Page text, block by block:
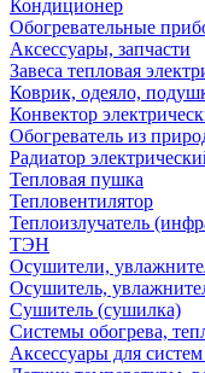
Кондиционер
Обогревательные
Аксессуары, запчасти
Завеса тепловая
Коврик, одеяло,
Конвектор
Обогреватель из
Радиатор
Тепловая пушка
Тепловентилятор
Теплоизлучатель
ТЭН
Осушители,
Осушитель,
Сушитель (сушилка)
Системы обогрева,
Аксессуары для систем